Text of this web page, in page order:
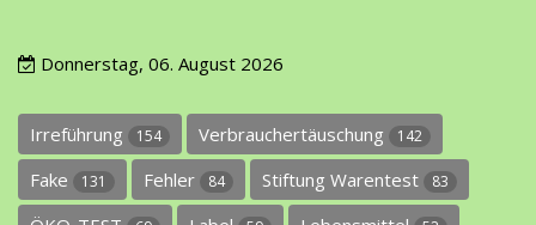
Donnerstag, 06. August 2026
Irreführung 154 Verbrauchertäuschung 142
Fake 131 Fehler 84 Stiftung Warentest 83